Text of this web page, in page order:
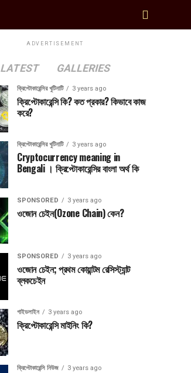
ADVERTISEMENT
LATEST GALLERIES
ক্রিপ্টোকারেন্সির খুটিনাটি 3 years ago
ক্রিপ্টোকারেন্সি কি? কত প্রকার? কিভাবে কাজ
করে?
ক্রিপ্টোকারেন্সির খুটিনাটি 3 years ago
Cryptocurrency meaning in
Bengali । ক্রিপ্টোকারেন্সির বাংলা অর্থ কি
SPONSORED 3 years ago
ওজোন চেইন(Ozone Chain) কেন?
SPONSORED 3 years ago
ওজোন চেইন; প্রথম কোয়ান্টম রেসিস্ট্যান্ট
ব্লকচেইন
গাইডলাইন 3 years ago
ক্রিপ্টোকারেন্সি মাইনিং কি?
ক্রিপ্টোকারেন্সি নিউজ 3 years ago